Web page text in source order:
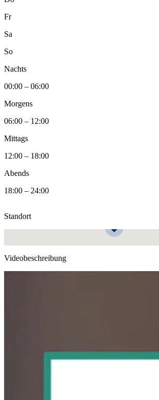
Fr
Sa
So
Nachts
00:00 – 06:00
Morgens
06:00 – 12:00
Mittags
12:00 – 18:00
Abends
18:00 – 24:00
Standort
Videobeschreibung